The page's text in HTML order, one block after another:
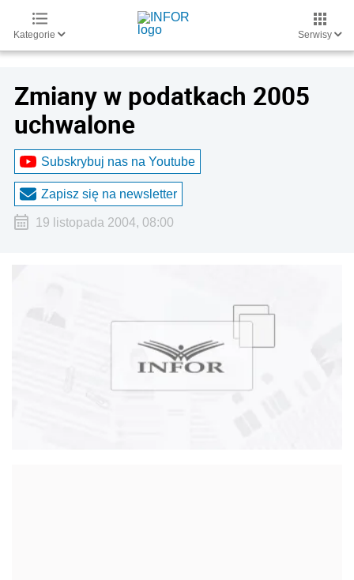
Kategorie Serwisy
Zmiany w podatkach 2005
uchwalone
Subskrybuj nas na Youtube
Zapisz się na newsletter
19 listopada 2004, 08:00